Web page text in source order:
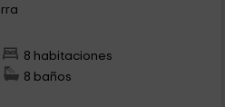
8 habitaciones
8 baños